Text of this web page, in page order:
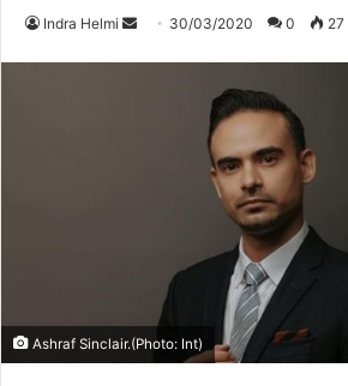
Indra Helmi
Send 30/03/2020 0 27
Ashraf Sinclair.(Photo: Int)